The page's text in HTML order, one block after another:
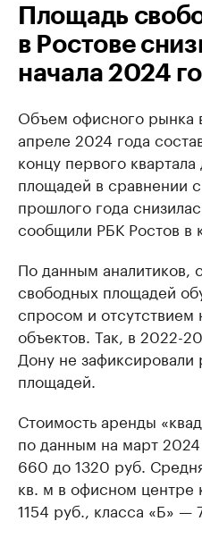
Площадь
в Ростове
начала 2024
Объем офисного рынка
апреле 2024 года
концу первого
площадей в сравнении
прошлого года
сообщили РБК Ростов в
По данным аналитиков,
свободных площадей
спросом и отсутствием
объектов. Так, в 2022-
Дону не
площадей.
Стоимость аренды
по данным на март 2024
660 до 1320 руб.
кв. м в офисном центре
1154 руб., класса «Б» —